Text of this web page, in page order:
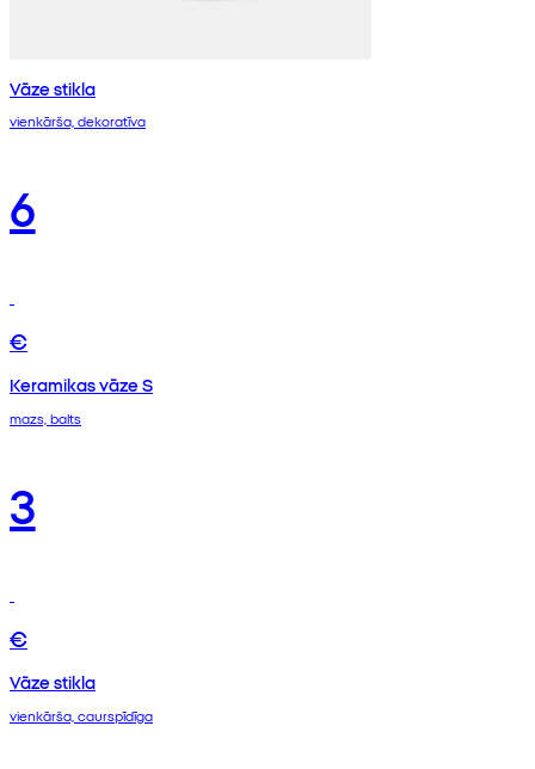
Vāze stikla
vienkārša, dekoratīva
6
€
Keramikas vāze S
mazs, balts
3
€
Vāze stikla
vienkārša, caurspīdīga